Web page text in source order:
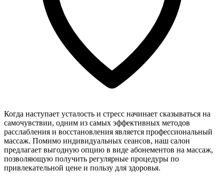
Когда наступает усталость и стресс начинает сказываться на
самочувствии, одним из самых эффективных методов
расслабления и восстановления является профессиональный
массаж. Помимо индивидуальных сеансов, наш салон
предлагает выгодную опцию в виде абонементов на массаж,
позволяющую получить регулярные процедуры по
привлекательной цене и пользу для здоровья.